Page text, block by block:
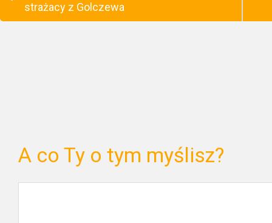
strażacy z Golczewa
A co Ty o tym myślisz?